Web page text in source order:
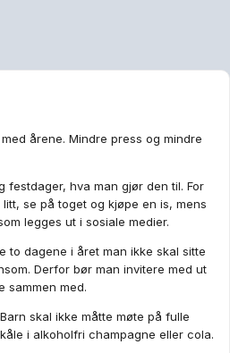
årene. Mindre press og mindre
festdager, hva man gjør den til. For
se på toget og kjøpe en is, mens
legges ut i sosiale medier.
to dagene i året man ikke skal sitte
Derfor bør man invitere med ut
sammen med.
skal ikke måtte møte på fulle
i alkoholfri champagne eller cola.